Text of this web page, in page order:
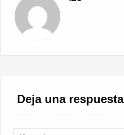
Deja una respuesta